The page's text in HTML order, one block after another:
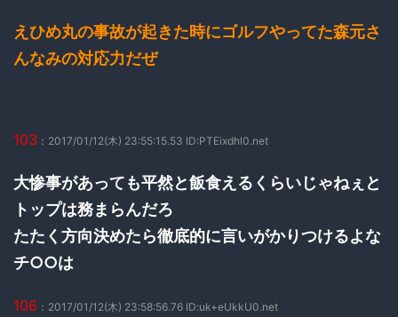
えひめ丸の事故が起きた時にゴルフやってた森元さ
んなみの対応力だぜ
103 ：2017/01/12(木) 23:55:15.53 ID:PTEixdhl0.net
大惨事があっても平然と飯食えるくらいじゃねぇと
トップは務まらんだろ
たたく方向決めたら徹底的に言いがかりつけるよな
チ○○は
106 ：2017/01/12(木) 23:58:56.76 ID:uk+eUkkU0.net